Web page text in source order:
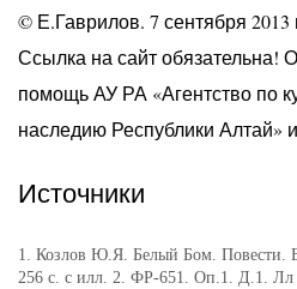
© Е.Гаврилов. 7 сентября 2013
Ссылка на сайт обязательна!
помощь АУ РА «Агентство по
наследию Республики Алтай»
Источники
1. Козлов Ю.Я. Белый Бом. Повести.
256 с. с илл. 2. ФР-651. Оп.1. Д.1.